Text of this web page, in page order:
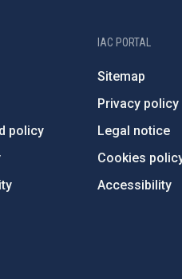
policy
IAC PORTAL
Sitemap
Privacy policy
Legal notice
Cookies
Accessibility